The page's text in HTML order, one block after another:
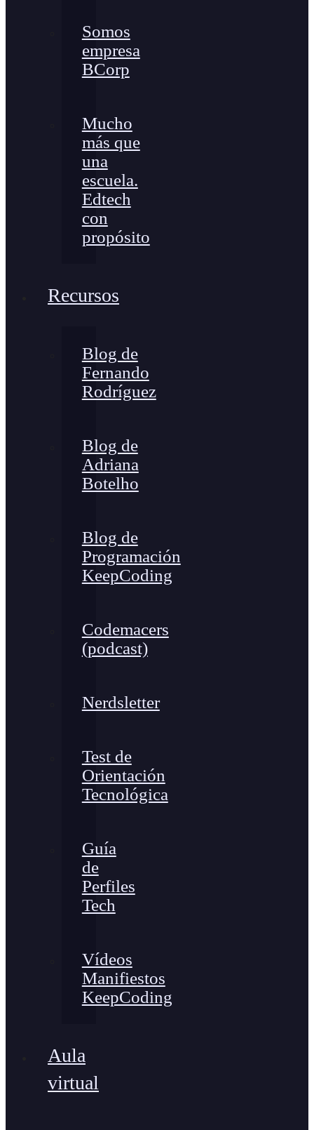
Somos
empresa
BCorp
Mucho
más que
una
escuela.
Edtech
con
propósito
Recursos
Blog de
Fernando
Rodríguez
Blog de
Adriana
Botelho
Blog de
Programación
KeepCoding
Codemacers
(podcast)
Nerdsletter
Test de
Orientación
Tecnológica
Guía
de
Perfiles
Tech
Vídeos
Manifiestos
KeepCoding
Aula
virtual